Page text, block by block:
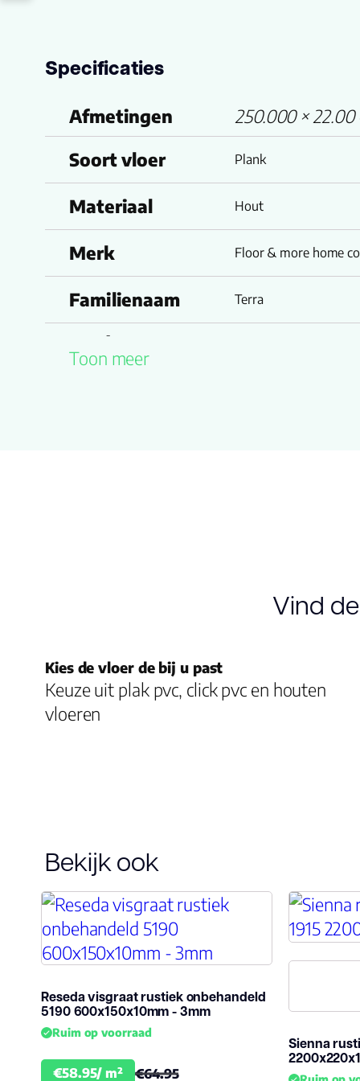
Specificaties
Afmetingen
250.000 × 22.00
Soort vloer
Plank
Materiaal Hout
Merk Floor & more home
Familienaam Terra
Productgroep
naam
Toon meer
Vind
Kies de vloer de bij u past
Keuze uit plak pvc, click pvc en houten
vloeren
Bekijk ook
Reseda visgraat rustiek onbehandeld
5190 600x150x10mm - 3mm
Ruim op voorraad
€58.95/ m² €64.95
Sienna